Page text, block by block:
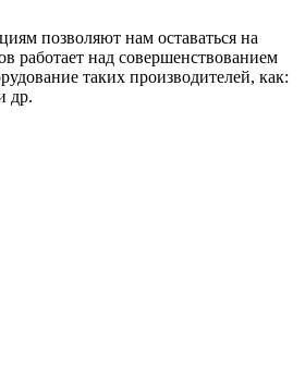
позволяют нам оставаться на
работает над совершенствованием
таких производителей, как:
др.